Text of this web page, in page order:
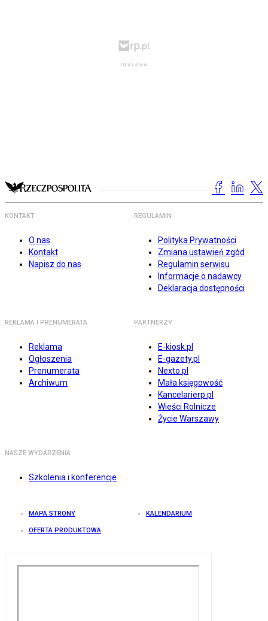
KONTAKT
O nas
Kontakt
Napisz do nas
REGULAMIN
Polityka Prywatności
Zmiana ustawień zgód
Regulamin serwisu
Informacje o nadawcy
Deklaracja dostępności
REKLAMA I PRENUMERATA
Reklama
Ogłoszenia
Prenumerata
Archiwum
PARTNERZY
E-kiosk.pl
E-gazety.pl
Nexto.pl
Mała księgowość
Kancelarierp.pl
Wieści Rolnicze
Życie Warszawy
NASZE WYDARZENIA
Szkolenia i konferencje
MAPA STRONY KALENDARIUM
OFERTA PRODUKTOWA